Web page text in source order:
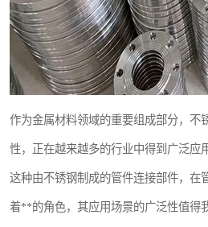
作为金属材料领域的重要组成部分，不
性，正在越来越多的行业中得到广泛应用
这种由不锈钢制成的管件连接部件，在
着**的角色，其应用场景的广泛性值得